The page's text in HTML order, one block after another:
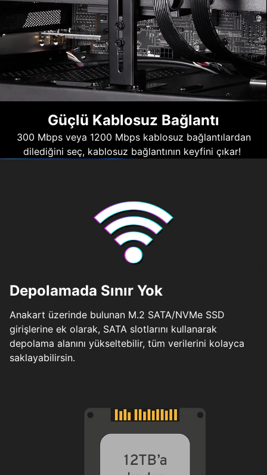
Güçlü Kablosuz Bağlantı
300 Mbps veya 1200 Mbps kablosuz bağlantılardan
dilediğini seç, kablosuz bağlantının keyfini çıkar!
Depolamada Sınır Yok
Anakart üzerinde bulunan M.2 SATA/NVMe SSD
girişlerine ek olarak, SATA slotlarını kullanarak
depolama alanını yükseltebilir, tüm verilerini kolayca
saklayabilirsin.